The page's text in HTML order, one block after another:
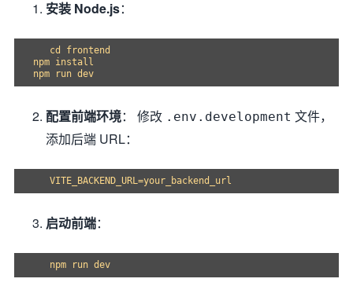
安装 Node.js：
   cd frontend
npm install
配置前端环境： 修改 .env.development 文件，
添加后端 URL：
启动前端：